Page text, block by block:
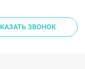
ЗВОНОК